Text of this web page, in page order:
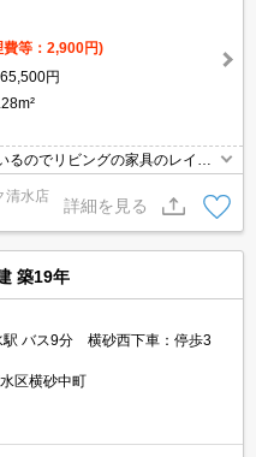
費等：2,900円)
65,500円
のでリビングの家具のレイア
、追い焚き機能、浴室乾燥、TV
、ウォシュレットなど設備も充
ｍ。コンビニへ200ｍ。ウェル
清水店
詳細を見る
築19年
駅 バス9分 横砂西下車：停歩3
区横砂中町